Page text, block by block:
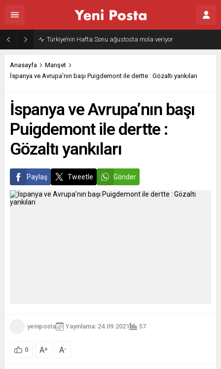
Gazze’nin geleceği: Teknokratik kontrol mü, kolonializm mi?
Anasayfa
Manşet
İspanya ve Avrupa’nın başı Puigdemont ile dertte : Gözaltı yankıları
İspanya ve Avrupa’nın başı
Puigdemont ile dertte :
Gözaltı yankıları
Paylaş Tweetle Gönder
yeniposta Yayınlama: 24.09.2021 57
0 A+ A-